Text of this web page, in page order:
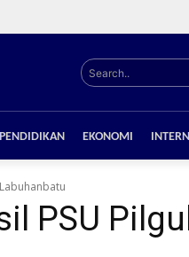
Search..
PENDIDIKAN EKONOMI
PSU